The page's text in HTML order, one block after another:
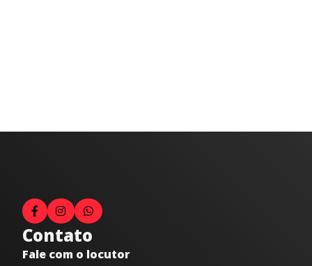
Contato
Fale com o locutor